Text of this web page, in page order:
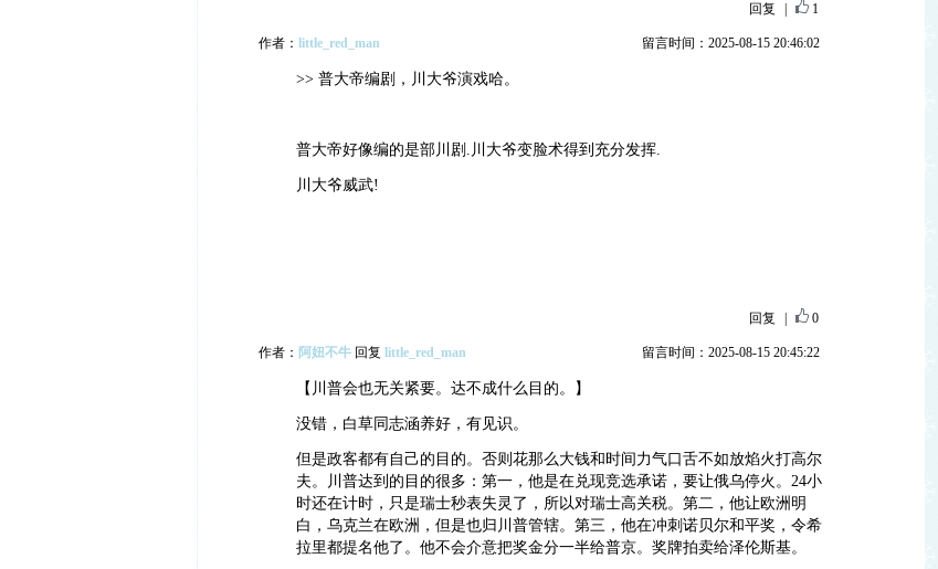
回复 1
作者： little_red_man 留言时间：2025-08-15 20:46:02
>> 普大帝编剧，川大爷演戏哈。
普大帝好像编的是部川剧.川大爷变脸术得到充分发挥.
川大爷威武!
回复 0
作者： 阿妞不牛回复 little_red_man 留言时间：2025-08-15 20:45:22
【川普会也无关紧要。达不成什么目的。】
没错，白草同志涵养好，有见识。
但是政客都有自己的目的。否则花那么大钱和时间力气口舌不如放焰火打高尔
夫。川普达到的目的很多：第一，他是在兑现竞选承诺，要让俄乌停火。24小
时还在计时，只是瑞士秒表失灵了，所以对瑞士高关税。第二，他让欧洲明
白，乌克兰在欧洲，但是也归川普管辖。第三，他在冲刺诺贝尔和平奖，令希
拉里都提名他了。他不会介意把奖金分一半给普京。奖牌拍卖给泽伦斯基。